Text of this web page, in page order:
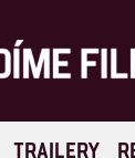
TRAILERY